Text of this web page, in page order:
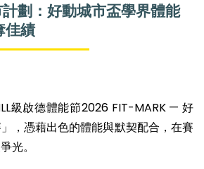
劃：好動城市盃學界體能
佳績
級啟德體能節2026 FIT-MARK — 好
，憑藉出色的體能與默契配合，在賽
光。